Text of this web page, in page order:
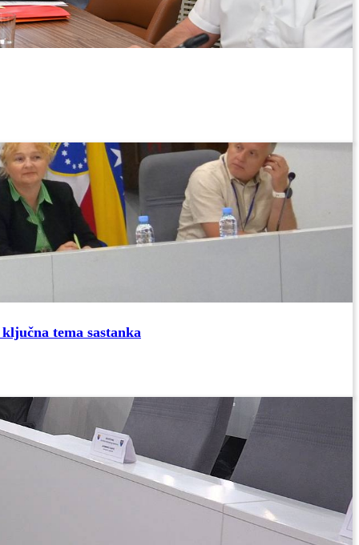
tema sastanka